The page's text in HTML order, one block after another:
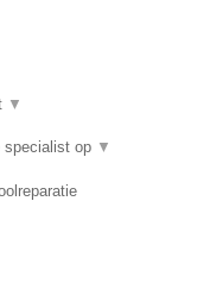
▼
specialist op ▼